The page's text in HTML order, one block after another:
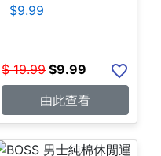
$9.99
$ 19.99 $9.99
由此查看